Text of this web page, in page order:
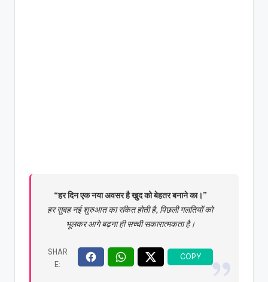
“हर दिन एक नया अवसर है खुद को बेहतर बनाने का।”
हर सुबह नई शुरुआत का संकेत होती है, पिछली गलतियों को
भूलकर आगे बढ़ना ही सच्ची सकारात्मकता है।